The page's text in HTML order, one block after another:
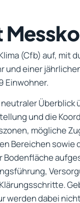
(Cfb) auf, mit
und einer
Einwohner.
Überblick
und die
mögliche
Bereichen sowie
werden dabei